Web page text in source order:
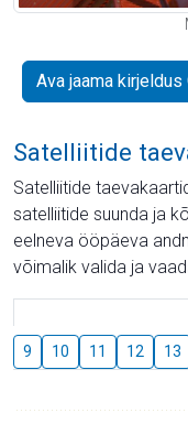
Ava jaama kirjeldus
Satelliitide
Satelliitide
satelliitide suunda ja
eelneva ööpäeva
võimalik valida ja
9 10 11 12 13